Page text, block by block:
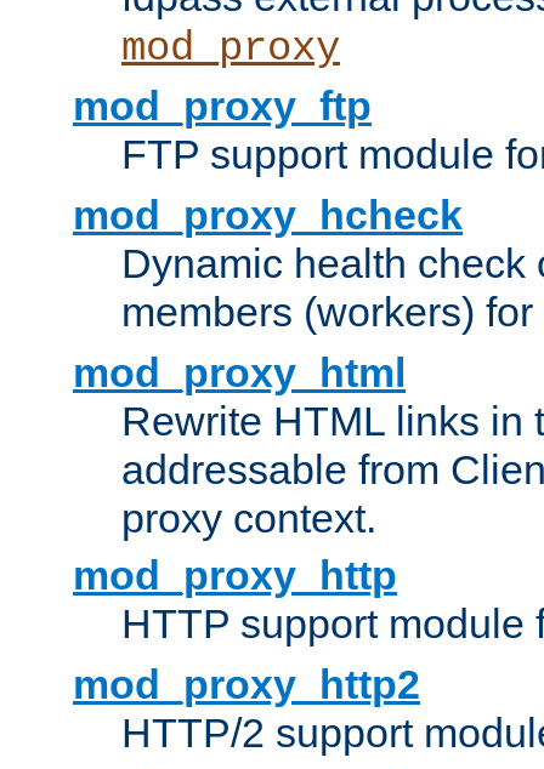
mod_proxy
mod_proxy_ftp
FTP support module
mod_proxy_hcheck
Dynamic health check
members (workers) for
mod_proxy_html
Rewrite HTML links in
addressable from
proxy context.
mod_proxy_http
HTTP support module
mod_proxy_http2
HTTP/2 support